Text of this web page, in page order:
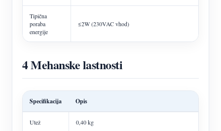
Tipična
poraba
energije
≤2W (230VAC vhod)
4 Mehanske lastnosti
Specifikacija Opis
Utež 0,40 kg